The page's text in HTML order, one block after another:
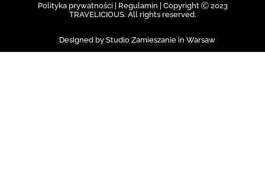
Polityka prywatności | Regulamin | Copyright Ⓒ 2023
TRAVELICIOUS. All rights reserved.
Designed by Studio Zamieszanie in Warsaw